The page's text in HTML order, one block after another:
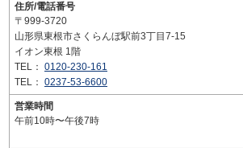
住所/電話番号
〒999-3720
山形県東根市さくらんぼ駅前3丁目7-15
イオン東根 1階
TEL： 0120-230-161
TEL： 0237-53-6600
営業時間
午前10時〜午後7時